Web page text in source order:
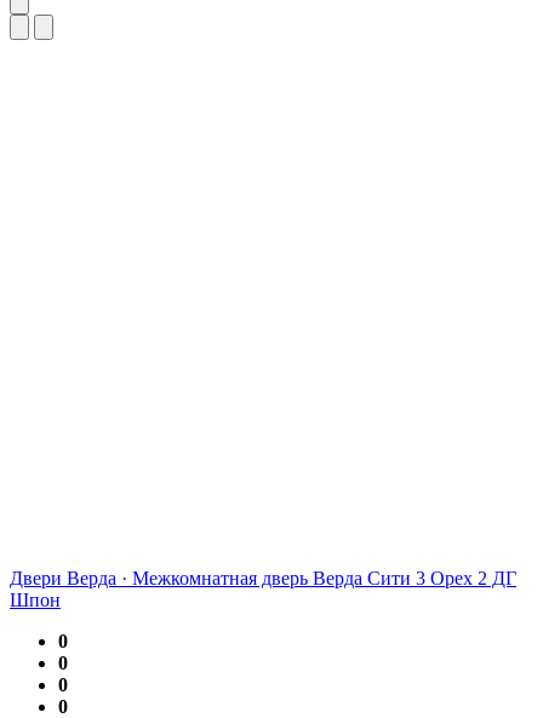
Двери Верда · Межкомнатная дверь Верда Сити 3 Орех 2 ДГ
Шпон
0
0
0
0